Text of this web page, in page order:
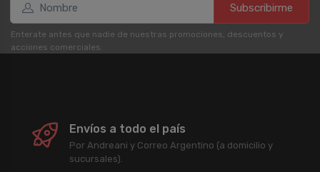
Subscribirme
Enterate antes que nadie de nuestras promociones, descuentos y
acciones comerciales.
Envíos a todo el país
Por Andreani y Correo Argentino (a domicilio y
sucursales).